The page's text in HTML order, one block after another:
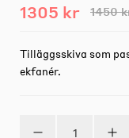
1305 kr 1450
Tilläggsskiva som
ekfanér.